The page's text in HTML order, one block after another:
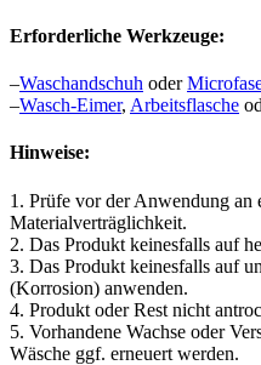
Erforderliche Werkzeuge:
–Waschandschuh oder
–Wasch-Eimer, Arbeitsflasche
Hinweise:
1. Prüfe vor der Anwendung an
Materialverträglichkeit.
2. Das Produkt keinesfalls auf
3. Das Produkt keinesfalls auf
(Korrosion) anwenden.
4. Produkt oder Rest nicht
5. Vorhandene Wachse oder
Wäsche ggf. erneuert werden.